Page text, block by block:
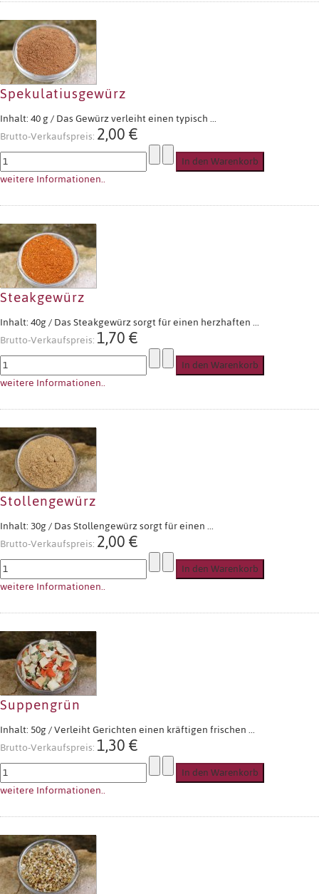
Spekulatiusgewürz
Inhalt: 40 g / Das Gewürz verleiht einen typisch ...
Brutto-Verkaufspreis:2,00 €
weitere Informationen..
Steakgewürz
Inhalt: 40g / Das Steakgewürz sorgt für einen herzhaften ...
Brutto-Verkaufspreis:1,70 €
weitere Informationen..
Stollengewürz
Inhalt: 30g / Das Stollengewürz sorgt für einen ...
Brutto-Verkaufspreis:2,00 €
weitere Informationen..
Suppengrün
Inhalt: 50g / Verleiht Gerichten einen kräftigen frischen ...
Brutto-Verkaufspreis:1,30 €
weitere Informationen..